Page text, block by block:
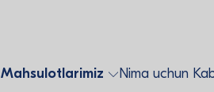
Mahsulotlarimiz Nima uchun